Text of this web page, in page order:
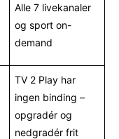
Alle 7 livekanaler
og sport on-
demand
TV 2 Play har
ingen binding –
opgradér og
nedgradér frit